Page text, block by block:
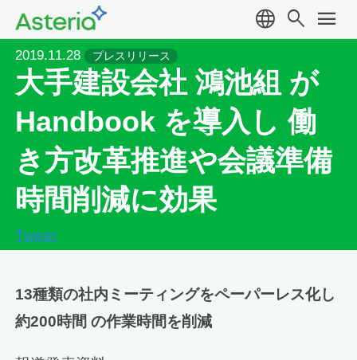
language search menu
2019.11.28 プレスリリース
大手建設会社 鴻池組 が
Handbook を導入し 働
き方改革推進や会議準備
時間削減に効果
Tweet
13種類の社内ミーティングをペーパーレス化し
約200時間 の作業時間を削減